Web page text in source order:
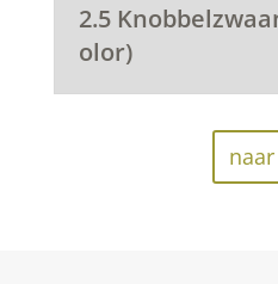
2.5
olor)